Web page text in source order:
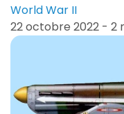
World War II
22 octobre 2022 - 2